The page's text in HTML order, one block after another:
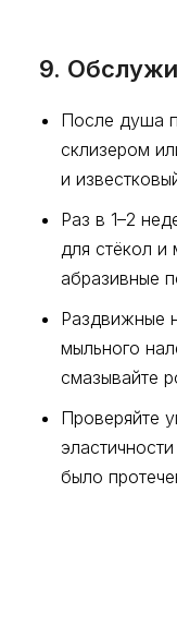
9.
После душа
склизером
и
Раз в 1–2
для стёкол и
абразивные
Раздвижные
мыльного
смазывайте
Проверяйте
было
ГДЕ МЫ
(контакты)
Email:
г. Новороссийск,
Адмирала
г. Краснодар, пос.
менеджер Анна
менеджер Анастасия